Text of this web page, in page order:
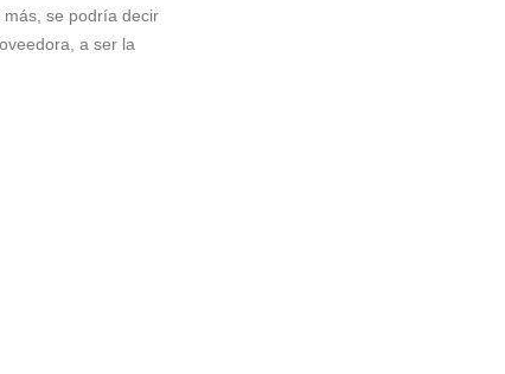
se podría decir
a ser la